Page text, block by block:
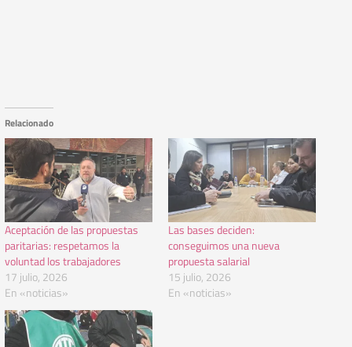
Relacionado
Aceptación de las propuestas
paritarias: respetamos la
voluntad los trabajadores
17 julio, 2026
En «noticias»
Las bases deciden:
conseguimos una nueva
propuesta salarial
15 julio, 2026
En «noticias»